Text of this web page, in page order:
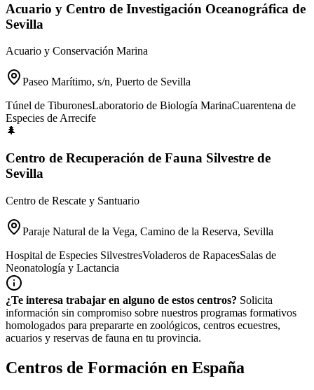
Acuario y Centro de Investigación Oceanográfica de
Sevilla
Acuario y Conservación Marina
Paseo Marítimo, s/n, Puerto de Sevilla
Túnel de TiburonesLaboratorio de Biología MarinaCuarentena de
Especies de Arrecife
🌲
Centro de Recuperación de Fauna Silvestre de
Sevilla
Centro de Rescate y Santuario
Paraje Natural de la Vega, Camino de la Reserva, Sevilla
Hospital de Especies SilvestresVoladeros de RapacesSalas de
Neonatología y Lactancia
¿Te interesa trabajar en alguno de estos centros? Solicita
información sin compromiso sobre nuestros programas formativos
homologados para prepararte en zoológicos, centros ecuestres,
acuarios y reservas de fauna en tu provincia.
Centros de Formación en España